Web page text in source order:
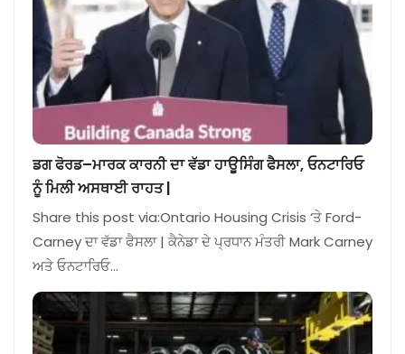
ਡਗ ਫੋਰਡ–ਮਾਰਕ ਕਾਰਨੀ ਦਾ ਵੱਡਾ ਹਾਊਸਿੰਗ ਫੈਸਲਾ, ਓਨਟਾਰਿਓ
ਨੂੰ ਮਿਲੀ ਅਸਥਾਈ ਰਾਹਤ |
Share this post via:Ontario Housing Crisis ‘ਤੇ Ford-
Carney ਦਾ ਵੱਡਾ ਫੈਸਲਾ | ਕੈਨੇਡਾ ਦੇ ਪ੍ਰਧਾਨ ਮੰਤਰੀ Mark Carney
ਅਤੇ ਓਨਟਾਰਿਓ…